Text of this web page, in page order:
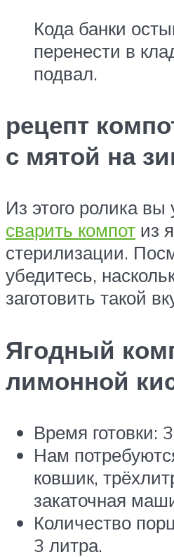
Кода банки
перенести в
подвал.
рецепт
с мятой на
Из этого ролика вы
сварить компот из
стерилизации.
убедитесь,
заготовить такой
Ягодный
лимонной
Время готовки:
Нам
ковшик,
закаточная
Количество
3 литра.